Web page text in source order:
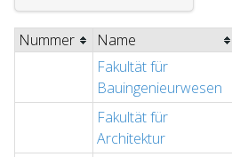
Nummer Name
Fakultät für
Bauingenieurwesen
Fakultät für
Architektur